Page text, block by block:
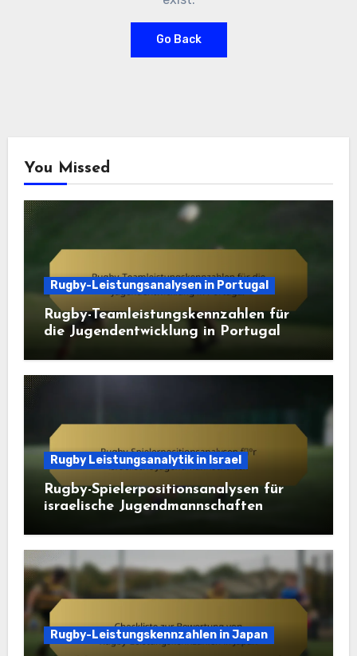
Go Back
You Missed
Rugby-Leistungsanalysen in Portugal
Rugby-Teamleistungskennzahlen für
die Jugendentwicklung in Portugal
Rugby Leistungsanalytik in Israel
Rugby-Spielerpositionsanalysen für
israelische Jugendmannschaften
Rugby-Leistungskennzahlen in Japan